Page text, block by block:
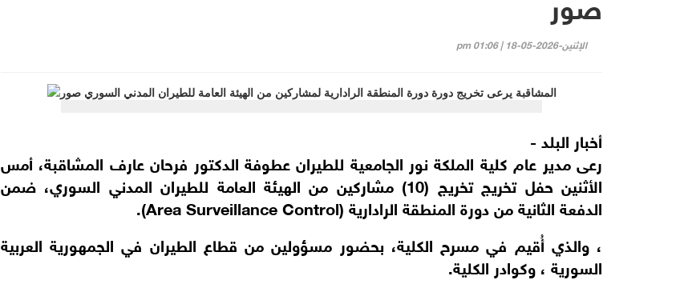
الإثنين-2026-05-18 | 01:06 pm
أخبار البلد -
رعى مدير عام كلية الملكة نور الجامعية للطيران عطوفة الدكتور فرحان عارف المشاقبة، أمس
الأثنين حفل تخريج تخريج (10) مشاركين من الهيئة العامة للطيران المدني السوري، ضمن
الدفعة الثانية من دورة المنطقة الرادارية (Area Surveillance Control).
، والذي أُقيم في مسرح الكلية، بحضور مسؤولين من قطاع الطيران في الجمهورية العربية
السورية ، وكوادر الكلية.